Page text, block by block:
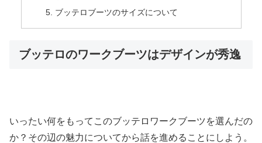
ブッテロブーツのサイズについて
ブッテロのワークブーツはデザインが秀逸
いったい何をもってこのブッテロワークブーツを選んだの
か？その辺の魅力についてから話を進めることにしよう。